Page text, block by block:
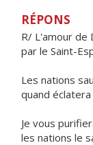
RÉPONS
R/ L'amour de
par le Saint-
Les nations
quand
Je vous
les nations le